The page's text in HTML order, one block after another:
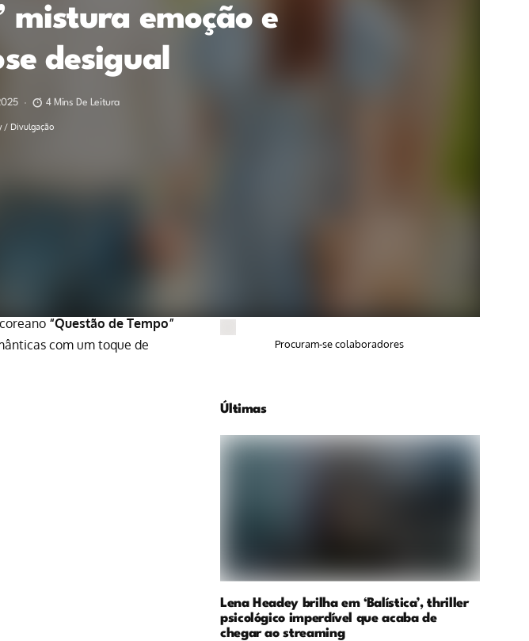
mistura emoção e
desigual
4 Mins De Leitura
/ Divulgação
“Questão de Tempo”
com um toque de
Procuram-se colaboradores
Últimas
Lena Headey brilha em ‘Balística’, thriller
psicológico imperdível que acaba de
chegar ao streaming